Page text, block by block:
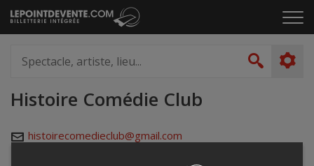
Passer
au
le
artiste,
lieu...
Histoire Comédie Club
histoirecomedieclub@gmail.com